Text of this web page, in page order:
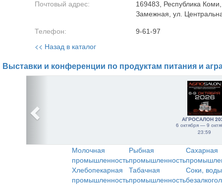
Почтовый адрес:
169483, Республика
Замежная, ул.
Телефон: 9-61-97
<< Назад в каталог
Выставки и конференции по продуктам питания и
АГРОСАЛОН
6 октября — 9
23:59
Молочная
промышленность
Рыбная
промышленность
Сахарная
Хлебопекарная
промышленность
Табачная
промышленность
Соки,